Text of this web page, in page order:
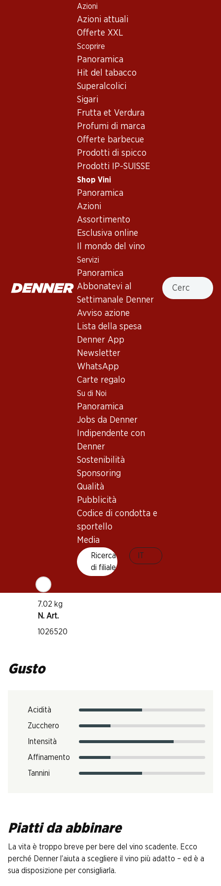
Azioni
Azioni attuali
Offerte XXL
Scoprire
Panoramica
Hit del tabacco
Superalcolici
Sigari
Frutta et Verdura
Profumi di marca
Offerte barbecue
Prodotti di spicco
Prodotti IP-SUISSE
Shop Vini
Panoramica
Azioni
Assortimento
Esclusiva online
Il mondo del vino
Servizi
Panoramica
Abbonatevi al
Settimanale Denner
Avviso azione
Lista della spesa
Denner App
Newsletter
WhatsApp
Carte regalo
Su di Noi
Panoramica
Jobs da Denner
Indipendente con
Denner
Sostenibilità
Sponsoring
Qualità
Pubblicità
Codice di condotta e
sportello
Media
Ricerca
di filiale
Cercare
Vino/champagne
Vaud
La Tour de Châta Mont-sur-Rolle AOC La Côte
Fronte Retro Imballaggio
La Tour de Châta Mont-sur-Rolle
AOC La Côte
Svizzera Vaud
Giallo pallido con riflessi dorati. Delicati aromi di frutta con un
tocco di fiori di tiglio. Minerale al palato con un’acidità
Buono a sapersi
Maturità di beva
Temperatura di beva
10–12 °C
Impronta di CO2
7.02 kg
N. Art.
1026520
Gusto
Acidità
Zucchero
Intensità
Affinamento
Tannini
Piatti da abbinare
La vita è troppo breve per bere del vino scadente. Ecco
perché Denner l’aiuta a scegliere il vino più adatto – ed è a
sua disposizione per consigliarla.